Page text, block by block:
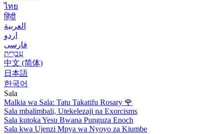
ไทย
हिंदी
العربية
اردو
فارسی
עִברִית
中文 (简体)
日本語
한국어
Sala
Malkia wa Sala: Tatu Takatifu Rosary 🌹
Sala mbalimbali, Utekelezaji na Exorcisms
Sala kutoka Yesu Bwana Punguza Enoch
Sala kwa Ujenzi Mpya wa Nyoyo za Kiumbe